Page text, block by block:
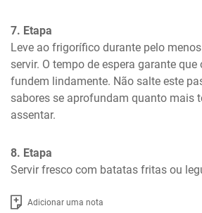
7. Etapa
Leve ao frigorífico durante pelo
servir. O tempo de espera garante que
fundem lindamente. Não salte este
sabores se aprofundam quanto mais
assentar.
8. Etapa
Servir fresco com batatas fritas ou
Adicionar uma nota